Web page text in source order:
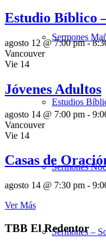
Sermones
Estudios
Sermones
Sermones –
Estudio Bíblico
agosto 12 @ 7:00 pm-
Vancouver
Vie 14
Jóvenes Adultos
agosto 14 @ 7:00 pm -
Vancouver
Vie 14
Casas de
agosto 14 @ 7:30 pm -
Ver Más
TBB El Redentor